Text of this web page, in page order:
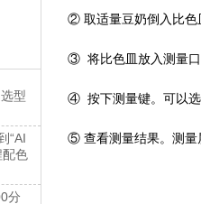
型
“AI
色
分
② 取适量豆奶倒入比色
③ 将比色皿放入测量口
④ 按下测量键。可以选
⑤ 查看测量结果。测量